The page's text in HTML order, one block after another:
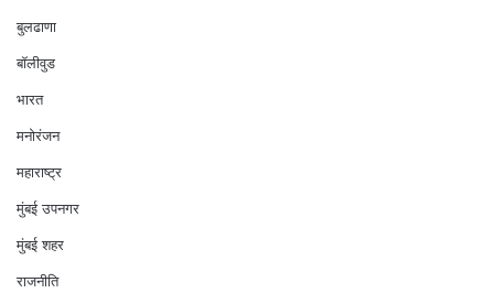
बुलढाणा
बॉलीवुड
भारत
मनोरंजन
महाराष्ट्र
मुंबई उपनगर
मुंबई शहर
राजनीति